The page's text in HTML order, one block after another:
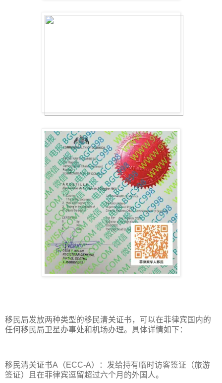
移民局发放两种类型的移民清关证书，可以在菲律宾国内的
任何移民局卫星办事处和机场办理。具体详情如下：
移民清关证书A（ECC-A）：发给持有临时访客签证（旅游
签证）且在菲律宾逗留超过六个月的外国人。